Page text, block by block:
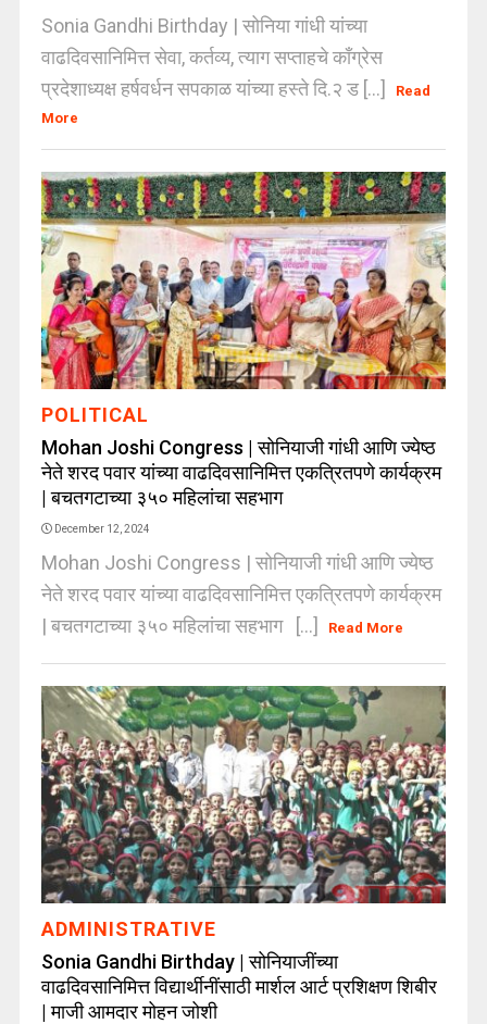
Sonia Gandhi Birthday | सोनिया गांधी यांच्या
वाढदिवसानिमित्त सेवा, कर्तव्य, त्याग सप्ताहचे काँग्रेस
प्रदेशाध्यक्ष हर्षवर्धन सपकाळ यांच्या हस्ते दि.२ ड [...]
Read
More
POLITICAL
Mohan Joshi Congress | सोनियाजी गांधी आणि ज्येष्ठ
नेते शरद पवार यांच्या वाढदिवसानिमित्त एकत्रितपणे कार्यक्रम
| बचतगटाच्या ३५० महिलांचा सहभाग
December 12, 2024
Mohan Joshi Congress | सोनियाजी गांधी आणि ज्येष्ठ
नेते शरद पवार यांच्या वाढदिवसानिमित्त एकत्रितपणे कार्यक्रम
| बचतगटाच्या ३५० महिलांचा सहभाग [...]
Read More
ADMINISTRATIVE
Sonia Gandhi Birthday | सोनियाजींच्या
वाढदिवसानिमित्त विद्यार्थीनींसाठी मार्शल आर्ट प्रशिक्षण शिबीर
| माजी आमदार मोहन जोशी